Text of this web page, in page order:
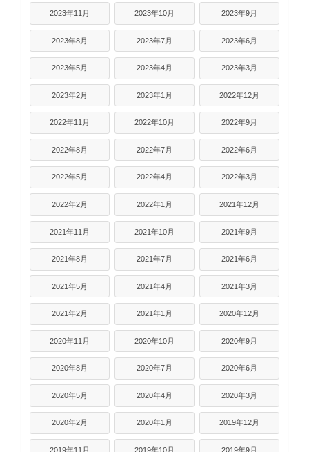
2023年11月 2023年10月 2023年9月
2023年8月 2023年7月 2023年6月
2023年5月 2023年4月 2023年3月
2023年2月 2023年1月 2022年12月
2022年11月 2022年10月 2022年9月
2022年8月 2022年7月 2022年6月
2022年5月 2022年4月 2022年3月
2022年2月 2022年1月 2021年12月
2021年11月 2021年10月 2021年9月
2021年8月 2021年7月 2021年6月
2021年5月 2021年4月 2021年3月
2021年2月 2021年1月 2020年12月
2020年11月 2020年10月 2020年9月
2020年8月 2020年7月 2020年6月
2020年5月 2020年4月 2020年3月
2020年2月 2020年1月 2019年12月
2019年11月 2019年10月 2019年9月